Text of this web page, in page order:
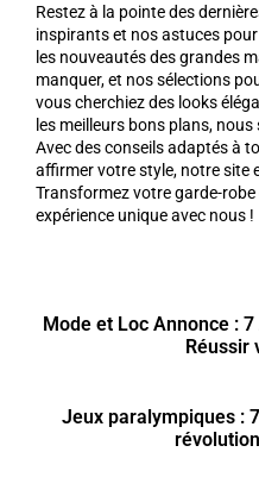
Restez à la pointe des
inspirants et nos astuces
les nouveautés des grandes
manquer, et nos sélections
vous cherchiez des looks
les meilleurs bons plans,
Avec des conseils adaptés à
affirmer votre style, notre site
Transformez votre garde-
expérience unique avec nous !
Mode et Loc Annonce :
Réussir
Jeux paralympiques :